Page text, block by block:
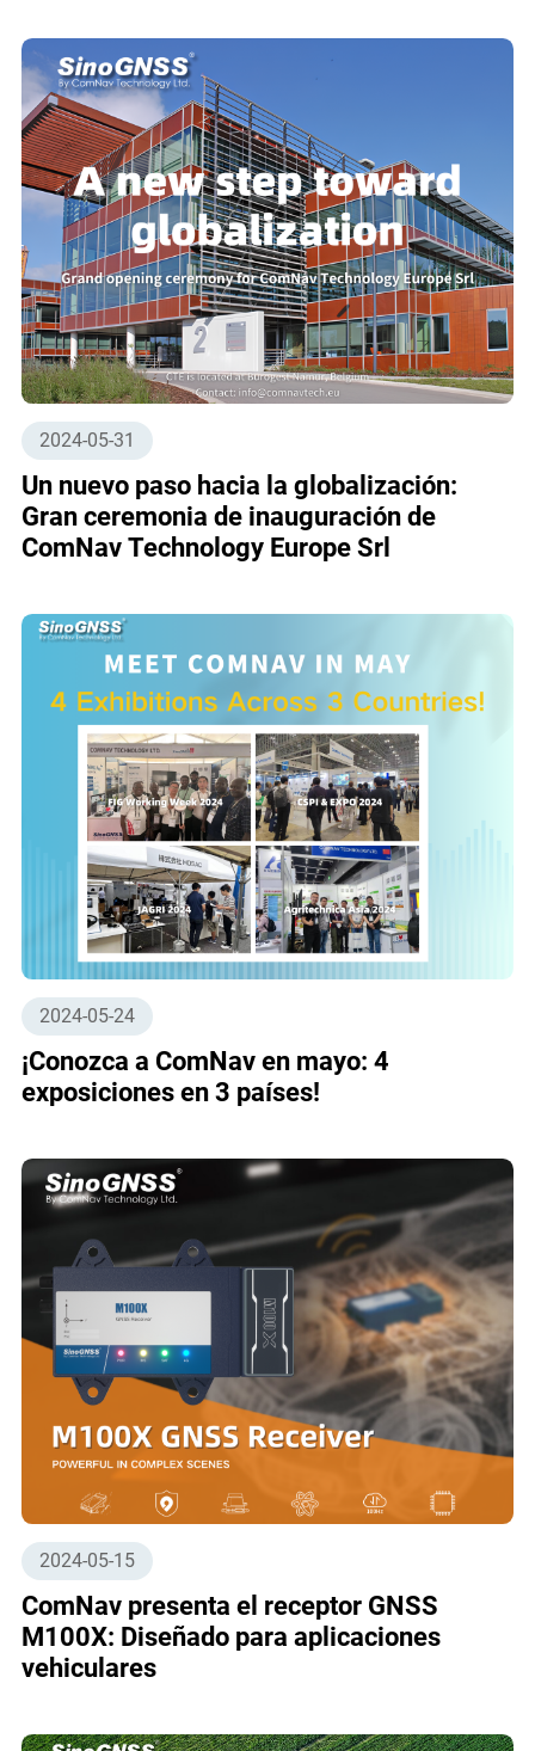
2024-05-31
Un nuevo paso hacia la globalización:
Gran ceremonia de inauguración de
ComNav Technology Europe Srl
2024-05-24
¡Conozca a ComNav en mayo: 4
exposiciones en 3 países!
2024-05-15
ComNav presenta el receptor GNSS
M100X: Diseñado para aplicaciones
vehiculares